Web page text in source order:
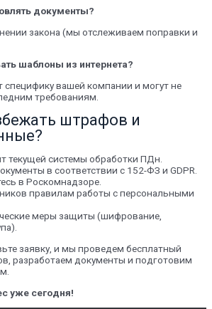
документы?
закона (мы отслеживаем поправки и
шаблоны из интернета?
специфику вашей компании и могут не
требованиям.
штрафов и
текущей системы обработки ПДн.
в соответствии с 152-ФЗ и GDPR.
в Роскомнадзоре.
правилам работы с персональными
меры защиты (шифрование,
заявку, и мы проведем бесплатный
разработаем документы и подготовим
уже сегодня!